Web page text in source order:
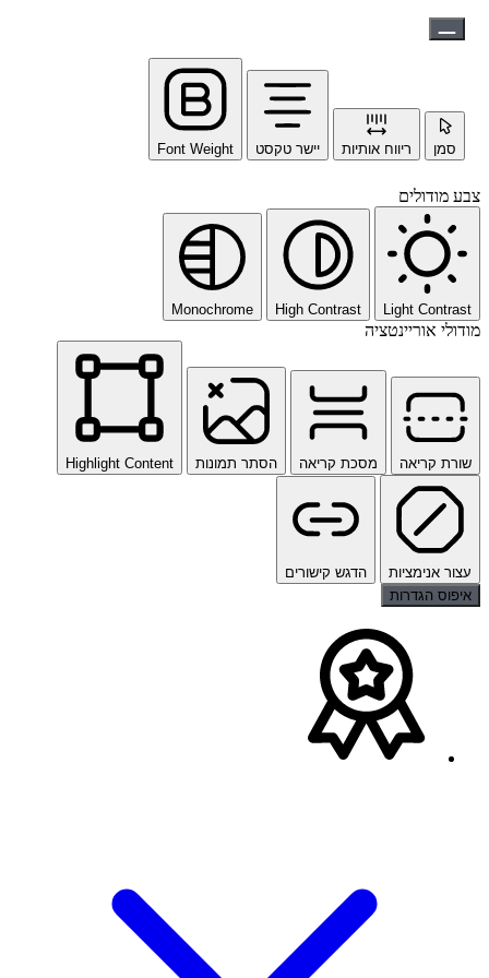
סמן ריווח אותיות יישר טקסט Font Weight
צבע מודולים
Light Contrast
High Contrast
Monochrome
מודולי אוריינטציה
שורת קריאה מסכת קריאה הסתר תמונות Highlight Content
עצור אנימציות
הדגש קישורים
איפוס הגדרות